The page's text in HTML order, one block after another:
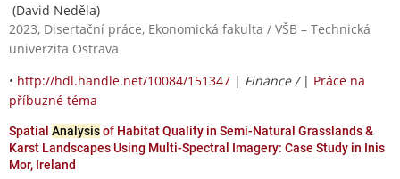
(David Neděla)
2023, Disertační práce, Ekonomická fakulta / VŠB – Technická
univerzita Ostrava
• http://hdl.handle.net/10084/151347 | Finance / | Práce na
příbuzné téma
Spatial Analysisof Habitat Quality in Semi-Natural Grasslands &
Karst Landscapes Using Multi-Spectral Imagery: Case Study in Inis
Mor, Ireland